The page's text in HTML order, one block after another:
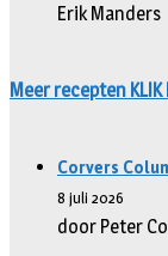
Erik Manders
Meer recepten KLIK
Corvers
8 juli 2026
door Peter